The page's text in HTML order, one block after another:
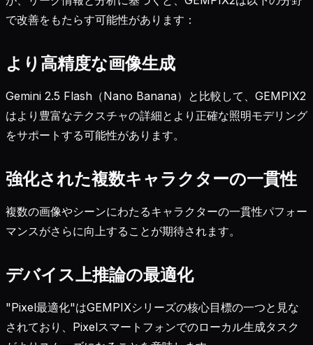
で改善をもたらす可能性があります：
より高精度な画像生成
Gemini 2.5 Flash（Nano Banana）と比較して、GEMPIX2
はより豊富なテクスチャの詳細とより正確な照明モデリング
をサポートする可能性があります。
強化された複数キャラクターの一貫性
複数の画像やシーンにわたるキャラクターの一貫性パフォー
マンスがさらに向上することが期待されます。
デバイス上推論の最適化
"Pixel最適化"はGEMPIXシリーズの核心目標の一つと見な
されており、Pixelスマートフォンでのローカル生成タスク